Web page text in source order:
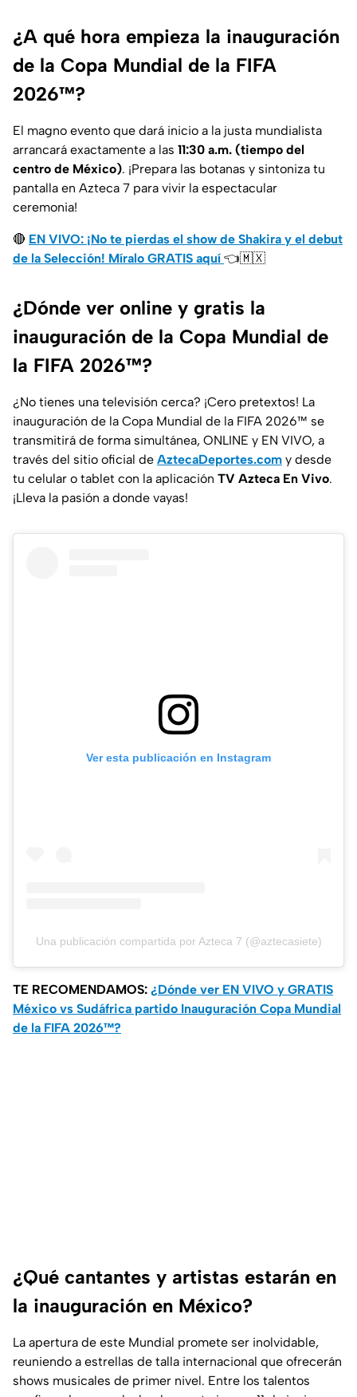
¿A qué hora empieza la inauguración
de la Copa Mundial de la FIFA
2026™?
El magno evento que dará inicio a la justa mundialista
arrancará exactamente a las 11:30 a.m. (tiempo del
centro de México). ¡Prepara las botanas y sintoniza tu
pantalla en Azteca 7 para vivir la espectacular
ceremonia!
🔴 EN VIVO: ¡No te pierdas el show de Shakira y el debut
de la Selección! Míralo GRATIS aquí 👈🇲🇽
¿Dónde ver online y gratis la
inauguración de la Copa Mundial de
la FIFA 2026™?
¿No tienes una televisión cerca? ¡Cero pretextos! La
inauguración de la Copa Mundial de la FIFA 2026™ se
transmitirá de forma simultánea, ONLINE y EN VIVO, a
través del sitio oficial de AztecaDeportes.com y desde
tu celular o tablet con la aplicación TV Azteca En Vivo.
¡Lleva la pasión a donde vayas!
Ver esta publicación en Instagram
Una publicación compartida por Azteca 7 (@aztecasiete)
TE RECOMENDAMOS: ¿Dónde ver EN VIVO y GRATIS
México vs Sudáfrica partido Inauguración Copa Mundial
de la FIFA 2026™?
¿Qué cantantes y artistas estarán en
la inauguración en México?
La apertura de este Mundial promete ser inolvidable,
reuniendo a estrellas de talla internacional que ofrecerán
shows musicales de primer nivel. Entre los talentos